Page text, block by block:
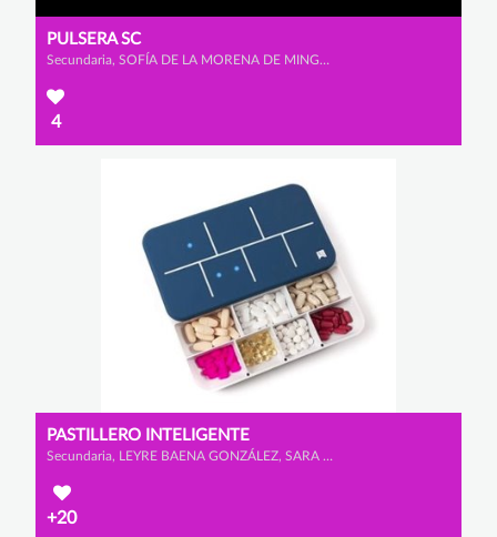
PULSERA SC
Secundaria, SOFÍA DE LA MORENA DE MINGO y CAROLINA CID PÉREZ
4
PASTILLERO INTELIGENTE
Secundaria, LEYRE BAENA GONZÁLEZ, SARA TOMÉ LAMELAS y RUBEN MALILLOS GARCÍA
+20